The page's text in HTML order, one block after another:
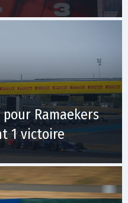
Ramaekers
1 victoire